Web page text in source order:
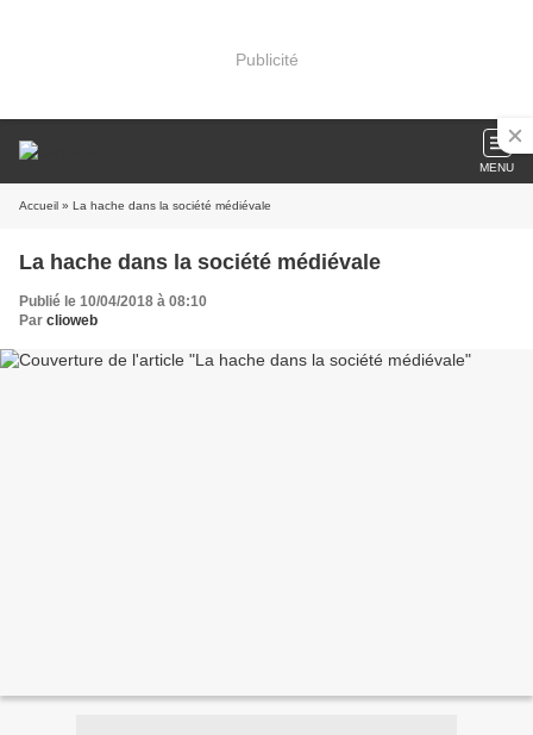
Publicité
MENU
Accueil » La hache dans la société médiévale
La hache dans la société médiévale
Publié le 10/04/2018 à 08:10
Par clioweb